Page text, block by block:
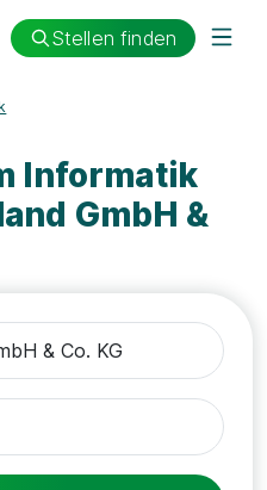
Stellen finden
Informatik
GmbH &